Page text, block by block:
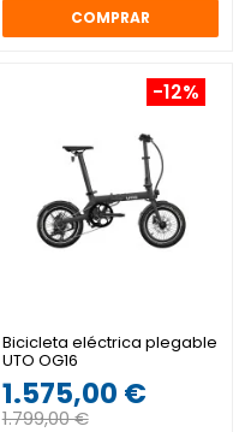
COMPRAR
-12%
Bicicleta eléctrica plegable
UTO OG16
1.575,00 €
1.799,00 €